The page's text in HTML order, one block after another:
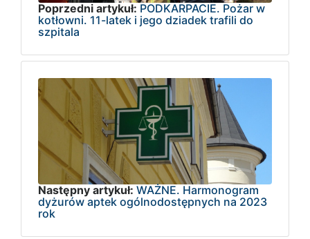
Poprzedni artykuł: PODKARPACIE. Pożar w
kotłowni. 11-latek i jego dziadek trafili do
szpitala
Następny artykuł: WAŻNE. Harmonogram
dyżurów aptek ogólnodostępnych na 2023
rok